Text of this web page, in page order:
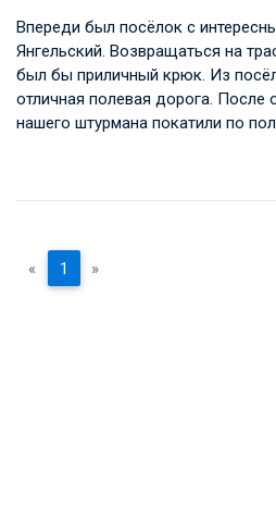
Впереди был посёлок с
Янгельский. Возвращаться на
был бы приличный крюк. Из
отличная полевая дорога. После
нашего штурмана покатили по
« 1 »